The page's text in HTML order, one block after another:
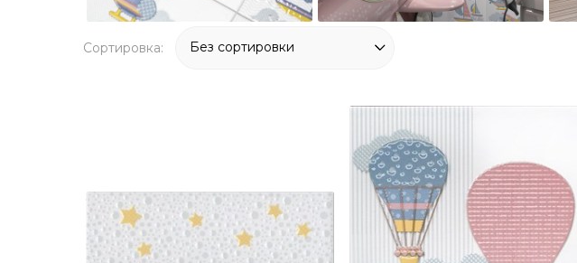
Сортировка: